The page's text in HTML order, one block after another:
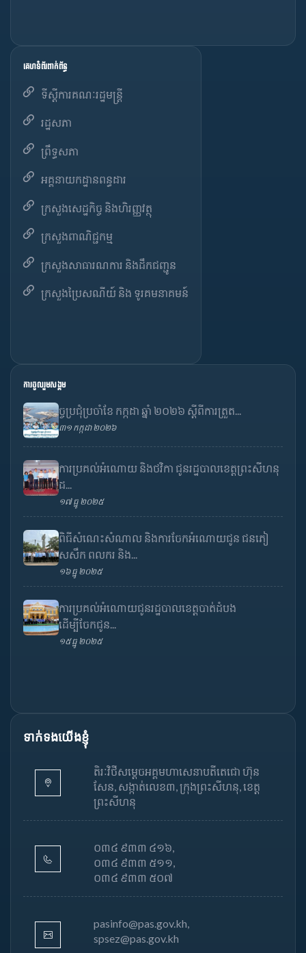
គេហទំព័រពាក់ព័ន្ធ
ទីស្តីការគណៈរដ្ឋមន្ត្រី
រដ្ឋសភា
ព្រឹទ្ធសភា
អគ្គនាយកដ្ឋានពន្ធដារ
ក្រសួងសេដ្ឋកិច្ច និងហិរញ្ញវត្ថុ
ក្រសួងពាណិជ្ជកម្ម
ក្រសួងសាធារណការ និងដឹកជញ្ជូន
ក្រសួងប្រៃសណីយ៍ និង ទូរគមនាគមន៍
ការចូលរួមសង្គម
ច្ចប្រជុំប្រចាំខែ កក្កដា ឆ្នាំ ២០២៦ ស្តីពីការត្រួត...
៣១ កក្កដា ២០២៦
ការប្រគល់អំណោយ និងថវិកា ជូនរដ្ឋបាលខេត្តព្រះសីហនុ
ដ...
១៧ ធ្នូ ២០២៥
ពិធីសំណេះសំណាល និងការចែកអំណោយជូន ជនភៀ
សសឹក ពលករ និង...
១៦ ធ្នូ ២០២៥
ការប្រគល់អំណោយជូនរដ្ឋបាលខេត្តបាត់ដំបង
ដើម្បីចែកជូន...
១៥ ធ្នូ ២០២៥
ទាក់ទងយើងខ្ញុំ
តិរៈវិថីសម្តេចអគ្គមហាសេនាបតីតេជោ ហ៊ុន
សែន, សង្កាត់លេខ៣, ក្រុងព្រះសីហនុ, ខេត្ត
ព្រះសីហនុ
០៣៤ ៩៣៣ ៤១៦,
០៣៤ ៩៣៣ ៥១១,
០៣៤ ៩៣៣ ៥០៧
pasinfo@pas.gov.kh,
spsez@pas.gov.kh